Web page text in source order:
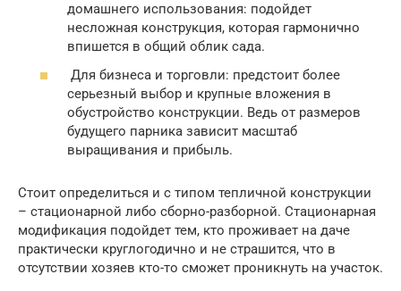
домашнего использования: подойдет
несложная конструкция, которая гармонично
впишется в общий облик сада.
Для бизнеса и торговли: предстоит более
серьезный выбор и крупные вложения в
обустройство конструкции. Ведь от размеров
будущего парника зависит масштаб
выращивания и прибыль.
Стоит определиться и с типом тепличной конструкции
– стационарной либо сборно-разборной. Стационарная
модификация подойдет тем, кто проживает на даче
практически круглогодично и не страшится, что в
отсутствии хозяев кто-то сможет проникнуть на участок.